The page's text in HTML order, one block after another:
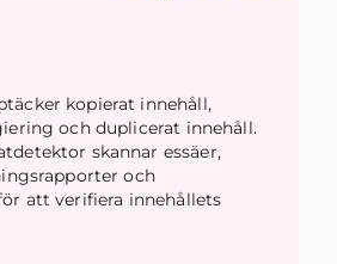
kopierat innehåll,
och duplicerat innehåll.
skannar essäer,
och
att verifiera innehållets